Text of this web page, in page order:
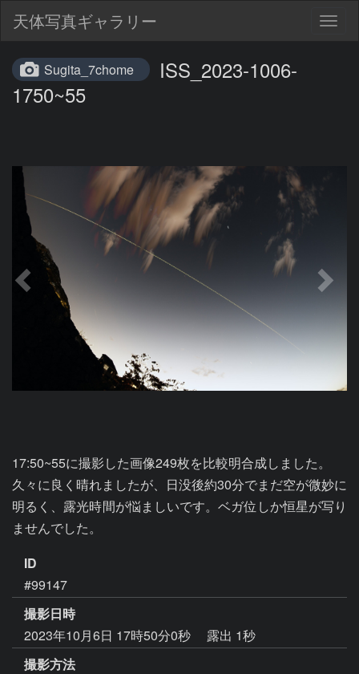
天体写真ギャラリー
Sugita_7chome
ISS_2023-1006-
1750~55
17:50~55に撮影した画像249枚を比較明合成しました。
久々に良く晴れましたが、日没後約30分でまだ空が微妙に
明るく、露光時間が悩ましいです。ベガ位しか恒星が写り
ID
#99147
撮影日時
2023年10月6日 17時50分0秒
露出 1秒
撮影方法